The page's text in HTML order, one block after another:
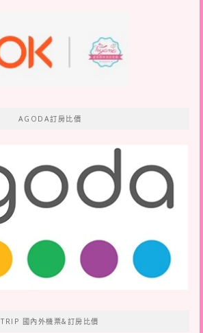
AGODA訂房比價
TRIP 國內外機票&訂房比價